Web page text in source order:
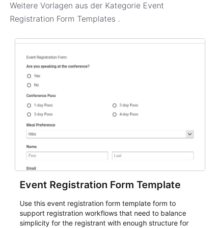
Weitere Vorlagen aus der Kategorie Event
Registration Form Templates .
Event Registration Form Template
Use this event registration form template form to
support registration workflows that need to balance
simplicity for the registrant with enough structure for